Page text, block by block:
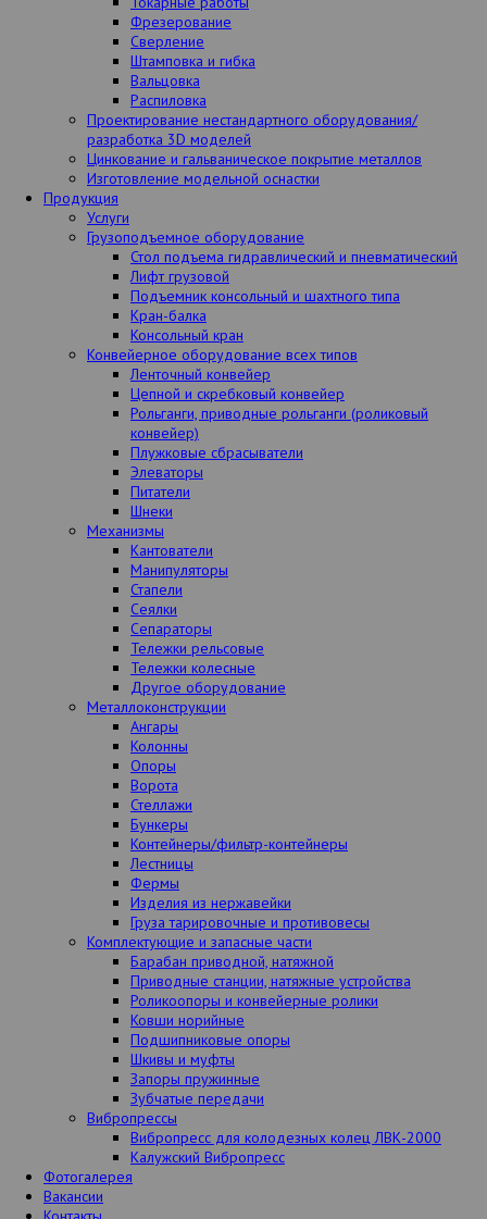
Фрезерование
Сверление
Штамповка и гибка
Вальцовка
Распиловка
Проектирование нестандартного оборудования/
разработка 3D моделей
Цинкование и гальваническое покрытие металлов
Изготовление модельной оснастки
Продукция
Услуги
Грузоподъемное оборудование
Стол подъема гидравлический и пневматический
Лифт грузовой
Подъемник консольный и шахтного типа
Кран-балка
Консольный кран
Конвейерное оборудование всех типов
Ленточный конвейер
Цепной и скребковый конвейер
Рольганги, приводные рольганги (роликовый
конвейер)
Плужковые сбрасыватели
Элеваторы
Питатели
Шнеки
Механизмы
Кантователи
Манипуляторы
Стапели
Сеялки
Сепараторы
Тележки рельсовые
Тележки колесные
Другое оборудование
Металлоконструкции
Ангары
Колонны
Опоры
Ворота
Стеллажи
Бункеры
Контейнеры/фильтр-контейнеры
Лестницы
Фермы
Изделия из нержавейки
Груза тарировочные и противовесы
Комплектующие и запасные части
Барабан приводной, натяжной
Приводные станции, натяжные устройства
Роликоопоры и конвейерные ролики
Ковши норийные
Подшипниковые опоры
Шкивы и муфты
Запоры пружинные
Зубчатые передачи
Вибропрессы
Вибропресс для колодезных колец ЛВК-2000
Калужский Вибропресс
Фотогалерея
Вакансии